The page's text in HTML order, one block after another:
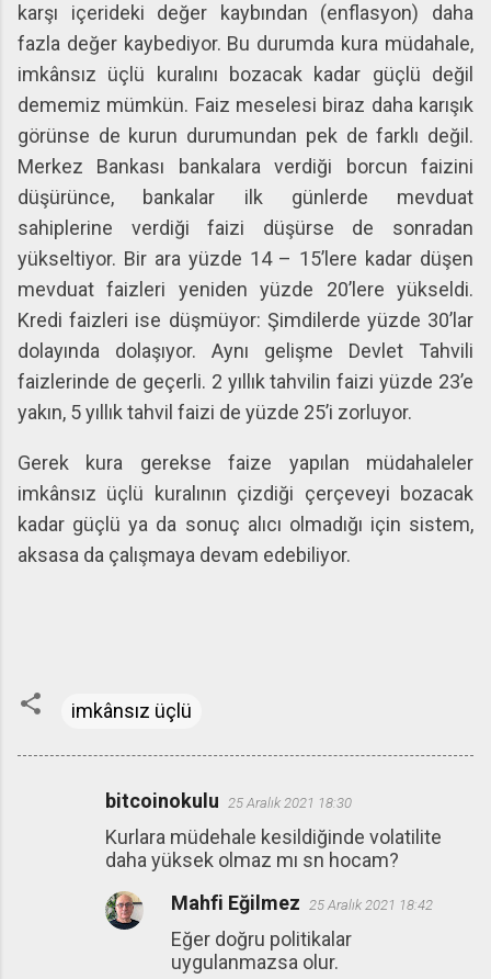
karşı içerideki değer kaybından (enflasyon) daha
fazla değer kaybediyor. Bu durumda kura müdahale,
imkânsız üçlü kuralını bozacak kadar güçlü değil
dememiz mümkün. Faiz meselesi biraz daha karışık
görünse de kurun durumundan pek de farklı değil.
Merkez Bankası bankalara verdiği borcun faizini
düşürünce, bankalar ilk günlerde mevduat
sahiplerine verdiği faizi düşürse de sonradan
yükseltiyor. Bir ara yüzde 14 – 15’lere kadar düşen
mevduat faizleri yeniden yüzde 20’lere yükseldi.
Kredi faizleri ise düşmüyor: Şimdilerde yüzde 30’lar
dolayında dolaşıyor. Aynı gelişme Devlet Tahvili
faizlerinde de geçerli. 2 yıllık tahvilin faizi yüzde 23’e
yakın, 5 yıllık tahvil faizi de yüzde 25’i zorluyor.
Gerek kura gerekse faize yapılan müdahaleler
imkânsız üçlü kuralının çizdiği çerçeveyi bozacak
kadar güçlü ya da sonuç alıcı olmadığı için sistem,
aksasa da çalışmaya devam edebiliyor.
imkânsız üçlü
bitcoinokulu 25 Aralık 2021 18:30
Kurlara müdehale kesildiğinde volatilite
daha yüksek olmaz mı sn hocam?
Mahfi Eğilmez 25 Aralık 2021 18:42
Eğer doğru politikalar
uygulanmazsa olur.